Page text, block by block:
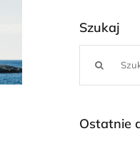
Szukaj
Ostatnie